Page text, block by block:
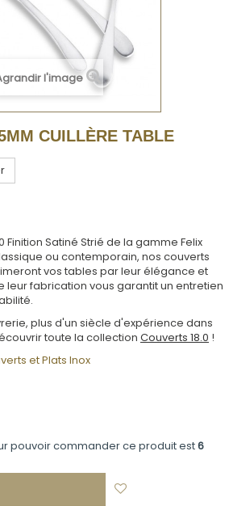
l'image
CUILLÈRE TABLE
Finition Satiné Strié de la gamme Felix
ou contemporain, nos couverts
vos tables par leur élégance et
leur fabrication vous garantit un entretien
plus d'un siècle d'expérience dans
toute la collection Couverts 18.0 !
et Plats Inox
pouvoir commander ce produit est6